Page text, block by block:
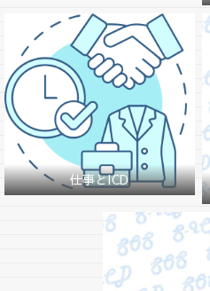
仕事とICD